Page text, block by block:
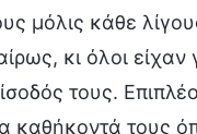
μόλις κάθε
κι όλοι είχαν
τους.
καθήκοντά τους